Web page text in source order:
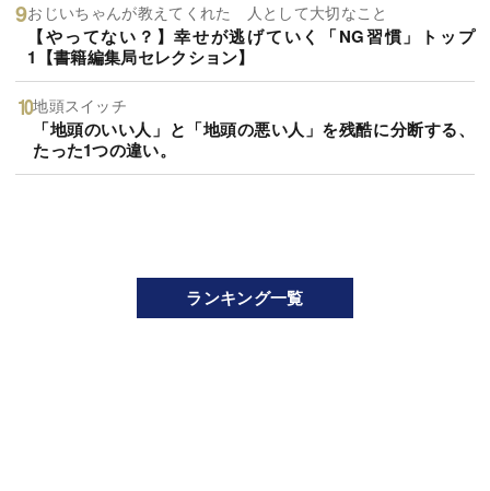
おじいちゃんが教えてくれた 人として大切なこと
【やってない？】幸せが逃げていく「NG習慣」トップ
1【書籍編集局セレクション】
地頭スイッチ
「地頭のいい人」と「地頭の悪い人」を残酷に分断する、
たった1つの違い。
ランキング一覧